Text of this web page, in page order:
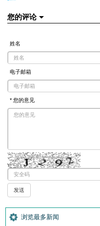
您的评论
姓名
电子邮箱
* 您的意见
浏览最多新闻